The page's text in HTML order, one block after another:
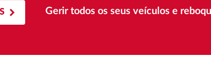
Gerir todos os seus veículos e